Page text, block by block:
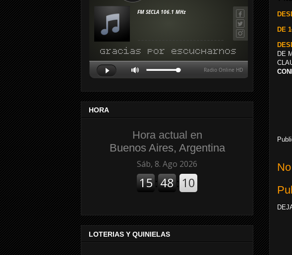
D
DE
DE
HORA
Hora actual en
Buenos Aires, Argentina
LOTERIAS Y QUINIELAS